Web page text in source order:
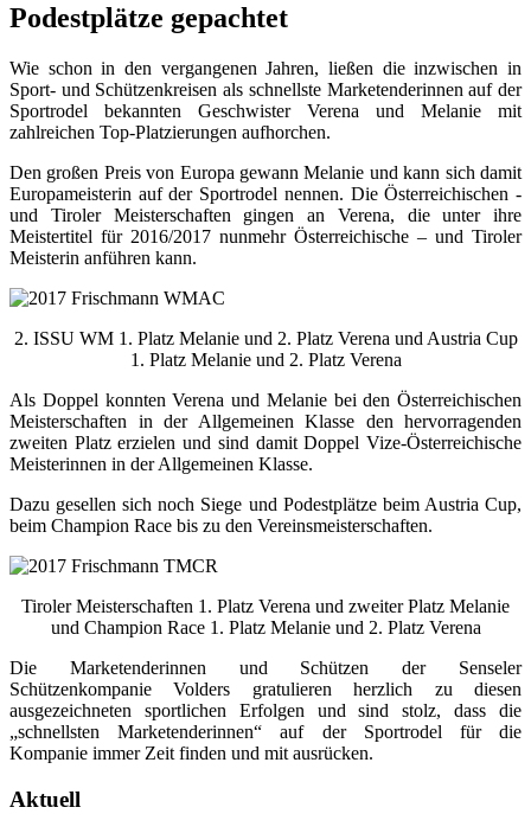
Podestplätze gepachtet
Wie schon in den vergangenen Jahren, ließen die inzwischen in
Sport- und Schützenkreisen als schnellste Marketenderinnen auf der
Sportrodel bekannten Geschwister Verena und Melanie mit
zahlreichen Top-Platzierungen aufhorchen.
Den großen Preis von Europa gewann Melanie und kann sich damit
Europameisterin auf der Sportrodel nennen. Die Österreichischen -
und Tiroler Meisterschaften gingen an Verena, die unter ihre
Meistertitel für 2016/2017 nunmehr Österreichische – und Tiroler
Meisterin anführen kann.
2. ISSU WM 1. Platz Melanie und 2. Platz Verena und Austria Cup
1. Platz Melanie und 2. Platz Verena
Als Doppel konnten Verena und Melanie bei den Österreichischen
Meisterschaften in der Allgemeinen Klasse den hervorragenden
zweiten Platz erzielen und sind damit Doppel Vize-Österreichische
Meisterinnen in der Allgemeinen Klasse.
Dazu gesellen sich noch Siege und Podestplätze beim Austria Cup,
beim Champion Race bis zu den Vereinsmeisterschaften.
Tiroler Meisterschaften 1. Platz Verena und zweiter Platz Melanie
und Champion Race 1. Platz Melanie und 2. Platz Verena
Die Marketenderinnen und Schützen der Senseler
Schützenkompanie Volders gratulieren herzlich zu diesen
ausgezeichneten sportlichen Erfolgen und sind stolz, dass die
„schnellsten Marketenderinnen“ auf der Sportrodel für die
Kompanie immer Zeit finden und mit ausrücken.
Aktuell